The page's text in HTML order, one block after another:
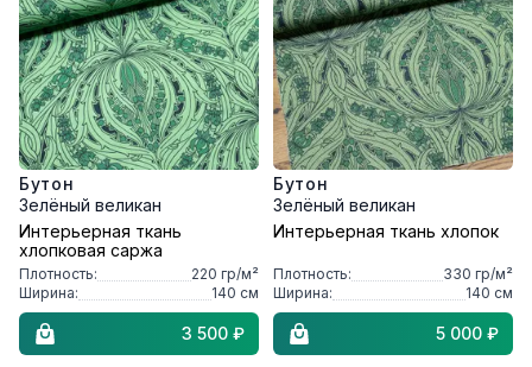
Бутон
Зелёный великан
Интерьерная ткань
хлопковая саржа
Плотность: 220 гр/м²
Ширина:
140 см
3 500 ₽
Бутон
Зелёный великан
Интерьерная ткань хлопок
Плотность: 330 гр/м²
Ширина:
140 см
5 000 ₽